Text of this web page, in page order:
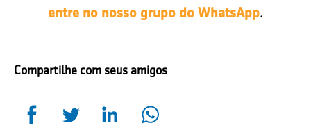
entre no nosso grupo do WhatsApp.
Compartilhe com seus amigos